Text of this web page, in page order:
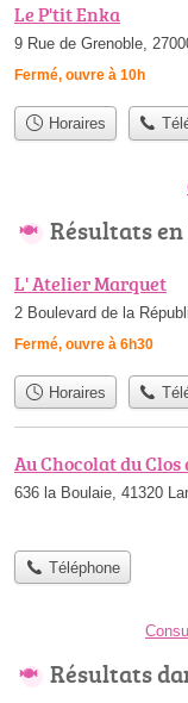
Le P'tit Enka
9 Rue de Grenoble,
Fermé, ouvre à 10h
Horaires
Résultats
L' Atelier Marquet
2 Boulevard de la
Fermé, ouvre à 6h30
Horaires
Au Chocolat du Clos
636 la Boulaie, 41320
Téléphone
Résultats